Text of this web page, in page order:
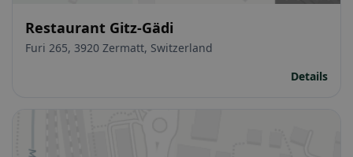
Restaurant Gitz-Gädi
Furi 265, 3920 Zermatt, Switzerland
Details